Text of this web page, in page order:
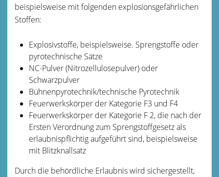
beispielsweise mit folgenden explosionsgefährlichen
Stoffen:
Explosivstoffe, beispielsweise. Sprengstoffe oder
pyrotechnische Sätze
NC-Pulver (Nitrozellulosepulver) oder
Schwarzpulver
Bühnenpyrotechnik/technische Pyrotechnik
Feuerwerkskörper der Kategorie F3 und F4
Feuerwerkskörper der Kategorie F 2, die nach der
Ersten Verordnung zum Sprengstoffgesetz als
erlaubnispflichtig aufgeführt sind, beispielsweise
mit Blitzknallsatz
Durch die behördliche Erlaubnis wird sichergestellt,